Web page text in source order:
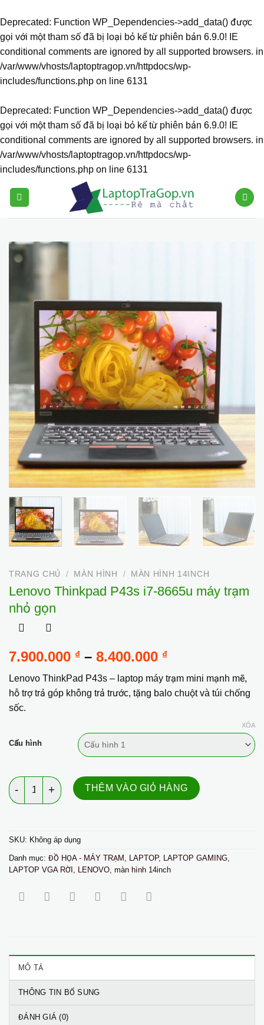
Deprecated: Function WP_Dependencies->add_data() được
gọi với một tham số đã bị loại bỏ kể từ phiên bản 6.9.0! IE
conditional comments are ignored by all supported browsers. in
/var/www/vhosts/laptoptragop.vn/httpdocs/wp-
includes/functions.php on line 6131
Deprecated: Function WP_Dependencies->add_data() được
gọi với một tham số đã bị loại bỏ kể từ phiên bản 6.9.0! IE
conditional comments are ignored by all supported browsers. in
/var/www/vhosts/laptoptragop.vn/httpdocs/wp-
includes/functions.php on line 6131
TRANG CHỦ / MÀN HÌNH / MÀN HÌNH 14INCH
Lenovo Thinkpad P43s i7-8665u máy trạm
nhỏ gọn
7.900.000 ₫ – 8.400.000 ₫Khoảng
từ
7.900.000 ₫
Lenovo ThinkPad P43s – laptop máy trạm mini mạnh mẽ,
hỗ trợ trả góp không trả trước, tặng balo chuột và túi chống
sốc.
Cấu hình
XÓA
Lenovo Thinkpad P43s i7-8665u máy trạm nhỏ gọn số lượng
THÊM VÀO GIỎ HÀNG
SKU: Không áp dụng
Danh mục: ĐỒ HỌA - MÁY TRẠM LAPTOP, LAPTOP GAMING
LAPTOP VGA RỜI
LENOVO màn hình 14inch
MÔ TẢ
THÔNG TIN BỔ SUNG
ĐÁNH GIÁ (0)